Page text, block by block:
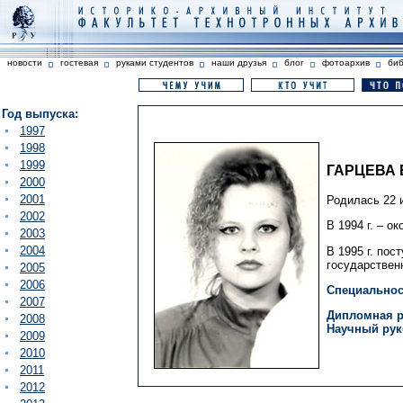
новости гостевая руками студентов наши друзья блог фотоархив
Год выпуска:
1997
1998
1999
2000
2001
2002
2003
2004
2005
2006
2007
2008
2009
2010
2011
2012
Родилась 22
В 1994 г. –
В 1995 г.
Дипломная
Научный